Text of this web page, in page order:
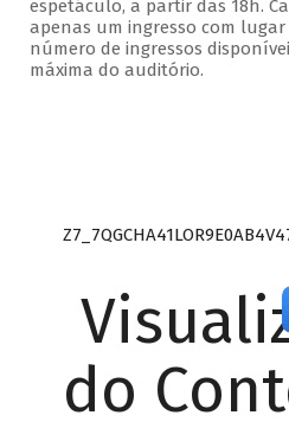
espetáculo, a partir das 18h.
apenas um ingresso com
número de ingressos
máxima do auditório.
do